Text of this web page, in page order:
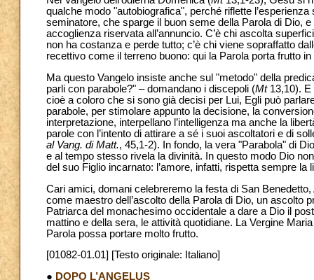
qualche modo "autobiografica", perché riflette
seminatore, che sparge il buon seme della Parola di Dio,
accoglienza riservata all’annuncio. C’è chi ascolta
non ha costanza e perde tutto; c’è chi viene sopraffatto
recettivo come il terreno buono: qui la Parola porta frutto
Ma questo Vangelo insiste anche sul "metodo" della
parli con parabole?" – domandano i discepoli (Mt13,10). E
cioè a coloro che si sono già decisi per Lui, Egli può
parabole, per stimolare appunto la decisione, la
interpretazione, interpellano l’intelligenza ma anche la
parole con l’intento di attirare a sé i suoi ascoltatori e di
al Vang. di Matt., 45,1-2). In fondo, la vera "Parabola" di
e al tempo stesso rivela la divinità. In questo modo Dio
del suo Figlio incarnato: l’amore, infatti, rispetta sempre la
Cari amici, domani celebreremo la festa di San
come maestro dell’ascolto della Parola di Dio, un ascolto
Patriarca del monachesimo occidentale a dare a Dio il
mattino e della sera, le attività quotidiane. La Vergine
Parola possa portare molto frutto.
[01082-01.01] [Testo originale: Italiano]
● DOPO L’ANGELUS